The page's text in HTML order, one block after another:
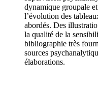
dynamique groupale
l’évolution des
abordés. Des
la qualité de la
bibliographie très
sources
élaborations.